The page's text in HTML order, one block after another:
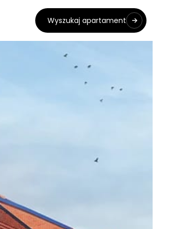
Wyszukaj apartament